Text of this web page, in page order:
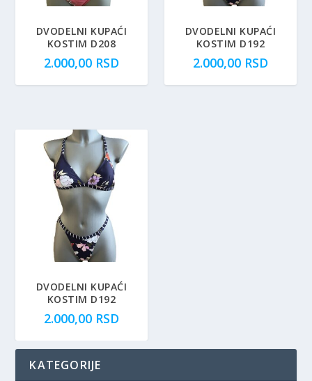
DVODELNI KUPAĆI
KOSTIM D208
2.000,00 RSD
DVODELNI KUPAĆI
KOSTIM D192
2.000,00 RSD
DVODELNI KUPAĆI
KOSTIM D192
2.000,00 RSD
KATEGORIJE